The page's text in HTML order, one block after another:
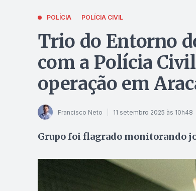
POLÍCIA POLÍCIA CIVIL
Trio do Entorno
com a Polícia
operação em
Francisco Neto 11 setembro 2025 às 10h48
Grupo foi flagrado monitorando